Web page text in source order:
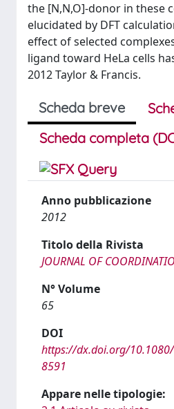
the [N,N,O]-donor in these
elucidated by DFT
effect of selected
ligand toward HeLa cells
2012 Taylor & Francis.
Scheda breve
Scheda completa
Anno pubblicazione
2012
Titolo della Rivista
JOURNAL OF
N° Volume
65
DOI
https://dx.doi.org/
8591
Appare nelle tipologie: